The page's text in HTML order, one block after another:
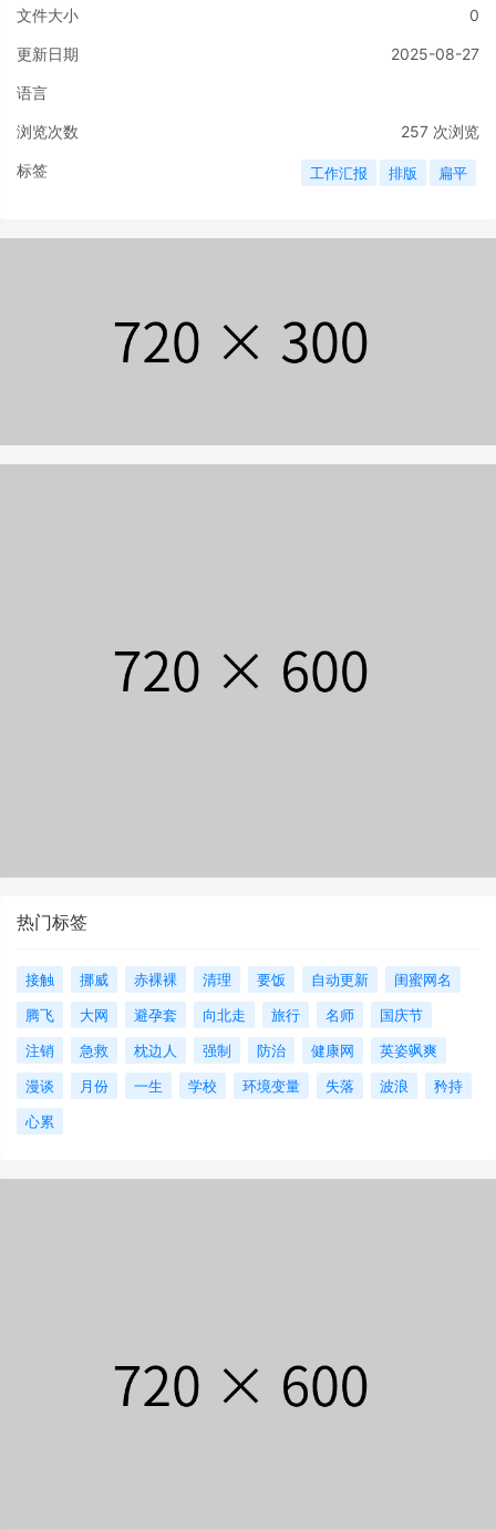
文件大小 0
更新日期 2025-08-27
语言
浏览次数 257次浏览
标签 工作汇报 排版 扁平
热门标签
接触 挪威 赤裸裸 清理 要饭 自动更新
闺蜜网名
腾飞
大网 避孕套 向北走 旅行 名师
国庆节
注销
急救 枕边人 强制 防治 健康网
英姿飒爽
漫谈
月份 一生 学校 环境变量 失落 波浪
矜持
心累